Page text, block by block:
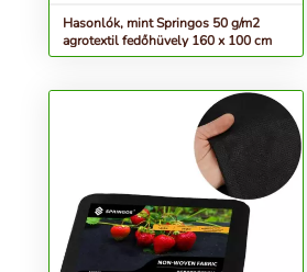
Hasonlók, mint Springos 50 g/m2
agrotextil fedőhüvely 160 x 100 cm